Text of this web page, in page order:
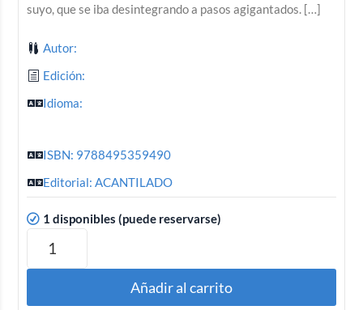
suyo, que se iba desintegrando a pasos agigantados. […]
Autor:
Edición:
Idioma:
ISBN: 9788495359490
Editorial: ACANTILADO
1 disponibles (puede reservarse)
Añadir al carrito